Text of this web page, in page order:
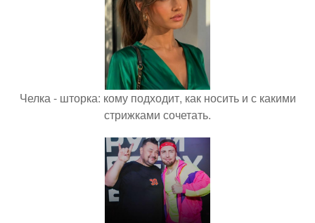
Челка - шторка: кому подходит, как носить и с какими
стрижками сочетать.